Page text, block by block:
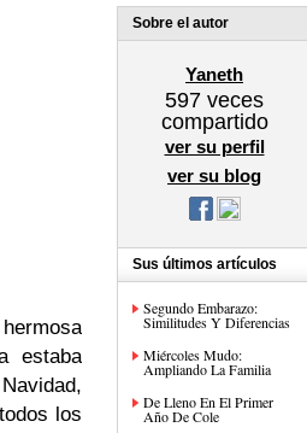
estaba
los
Sobre el autor
Yaneth
597 veces
compartido
ver su perfil
ver su blog
Sus últimos artículos
Segundo Embarazo:
Similitudes Y Diferencias
Miércoles Mudo:
Ampliando La Familia
De Lleno En El Primer
Año De Cole